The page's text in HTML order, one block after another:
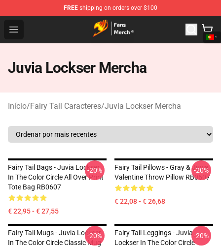
FREE shipping on orders over $100
Open menu
Fairy Tail Store - Official Fairy Tail Merchandise Shop
Juvia Lockser Mercha
Início/Fairy Tail Caracteres/Juvia Lockser Mercha
Fairy Tail Bags - Juvia Lockser
In The Color Circle All Over Print
Tote Bag RB0607
€ 22,95 - € 27,55
-20%
Fairy Tail Pillows - Gray & Juvia
Valentine Throw Pillow RB0607
€ 22,08 - € 26,68
-20%
Fairy Tail Mugs - Juvia Lockser
In The Color Circle Classic Mug
-20%
Fairy Tail Leggings - Juvia
Lockser In The Color Circle
-20%